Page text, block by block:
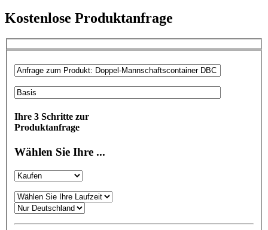
Kostenlose Produktanfrage
Ihre 3 Schritte zur
Produktanfrage
Wählen Sie Ihre ...